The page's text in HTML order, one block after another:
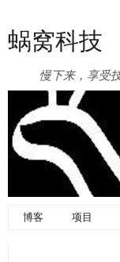
蜗窝科技
慢下来，享受技
博客 项目